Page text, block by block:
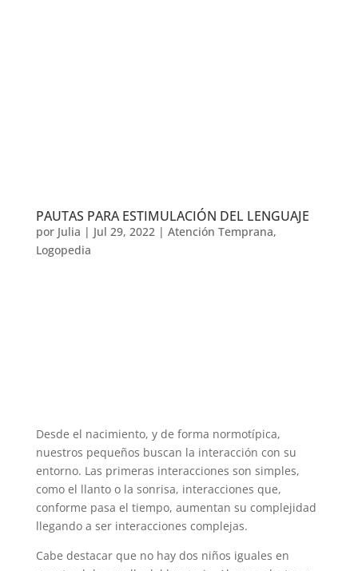
PAUTAS PARA ESTIMULACIÓN DEL LENGUAJE
por Julia | Jul 29, 2022| Atención Temprana,
Logopedia
Desde el nacimiento, y de forma normotípica,
nuestros pequeños buscan la interacción con su
entorno. Las primeras interacciones son simples,
como el llanto o la sonrisa, interacciones que,
conforme pasa el tiempo, aumentan su complejidad
llegando a ser interacciones complejas.
Cabe destacar que no hay dos niños iguales en